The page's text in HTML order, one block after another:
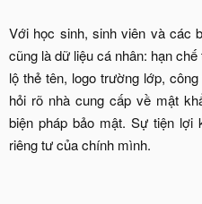
Với học sinh, sinh viên và các
cũng là dữ liệu cá nhân: hạn
lộ thẻ tên, logo trường lớp,
hỏi rõ nhà cung cấp về mật
biện pháp bảo mật. Sự tiện lợi
riêng tư của chính mình.